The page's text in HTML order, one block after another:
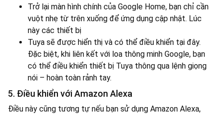
Trở lại màn hình chính của Google Home, bạn chỉ cần
vuột nhẹ từ trên xuống để ứng dụng cập nhật. Lúc
này các thiết bị
Tuya sẽ được hiển thị và có thể điều khiển tại đây.
Đặc biệt, khi liên kết với loa thông minh Google, bạn
có thể điều khiển thiết bị Tuya thông qua lệnh giọng
nói – hoàn toàn rảnh tay.
5. Điều khiển với Amazon Alexa
Điều này cũng tương tự nếu bạn sử dụng Amazon Alexa,